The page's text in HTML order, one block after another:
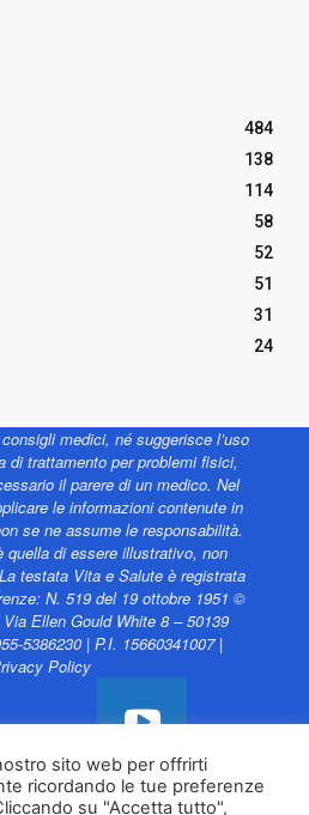
484
138
114
58
52
51
31
24
medici, né suggerisce l’uso
di trattamento per problemi fisici,
il parere di un medico. Nel
le informazioni contenute in
se ne assume le responsabilità.
quella di essere illustrativo, non
testata Vita e Salute è registrata
N. 519 del 19 ottobre 1951 ©
Ellen Gould White 8 – 50139
5386230 | P.I. 15660341007 |
Policy
web è
sito web per offrirti
ricordando le tue preferenze
su "Accetta tutto",